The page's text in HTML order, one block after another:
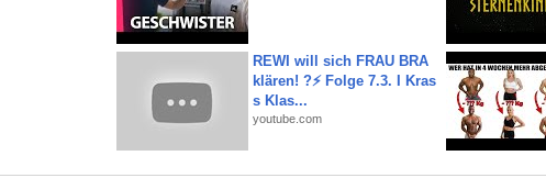
REWI will sich FRAU BRA
klären! ?⚡️ Folge 7.3. I Kras
s Klas...
youtube.com